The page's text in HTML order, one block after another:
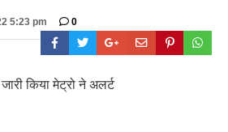
5:23 pm 0
किया मेट्रो ने अलर्ट
जयपुर से दुनिया को भारत